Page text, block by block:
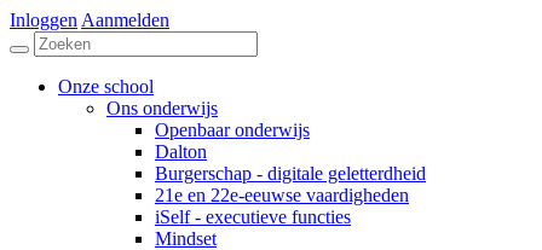
Inloggen Aanmelden
Onze school
Ons onderwijs
Openbaar onderwijs
Dalton
Burgerschap - digitale geletterdheid
21e en 22e-eeuwse vaardigheden
iSelf - executieve functies
Mindset